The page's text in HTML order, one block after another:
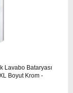
Lavabo Bataryası
Boyut Krom -